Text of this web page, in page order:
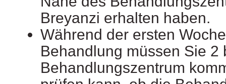
Breyanzi erhalten haben.
Während der ersten
Behandlung müssen Sie 2
Behandlungszentrum